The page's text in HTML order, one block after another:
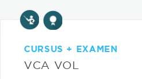
CURSUS + EXAMEN
VCA VOL